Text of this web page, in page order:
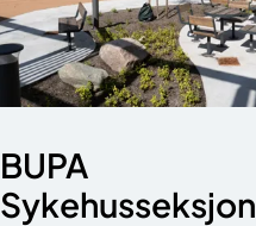
BUPA
Sykehusseksjon